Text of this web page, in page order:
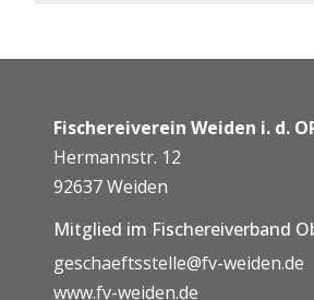
Fischereiverein Weiden i. d.
Hermannstr. 12
92637 Weiden
Mitglied im Fischereiverband
geschaeftsstelle@fv-weiden.de
www.fv-weiden.de